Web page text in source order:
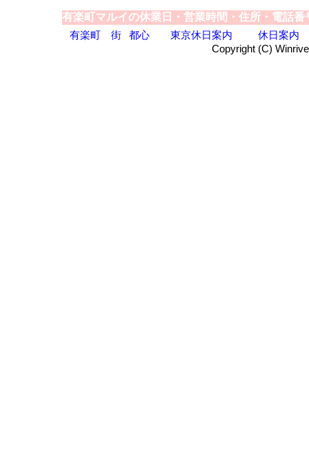
有楽町マルイの休業日・営業時間・住所・電話
有楽町
街 都心 東京休日案内
休日案内
Copyright (C)